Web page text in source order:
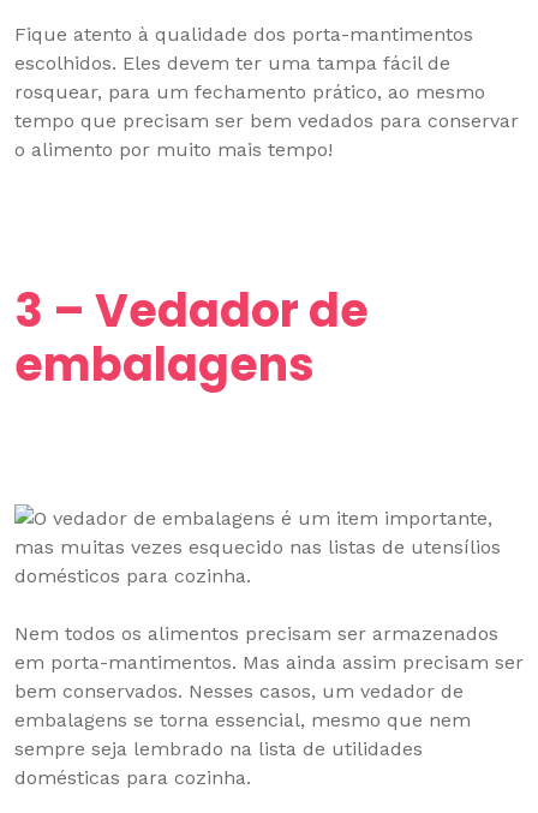
Fique atento à qualidade dos porta-mantimentos
escolhidos. Eles devem ter uma tampa fácil de
rosquear, para um fechamento prático, ao mesmo
tempo que precisam ser bem vedados para conservar
o alimento por muito mais tempo!
3 – Vedador de
embalagens
Nem todos os alimentos precisam ser armazenados
em porta-mantimentos. Mas ainda assim precisam ser
bem conservados. Nesses casos, um vedador de
embalagens se torna essencial, mesmo que nem
sempre seja lembrado na lista de utilidades
domésticas para cozinha.